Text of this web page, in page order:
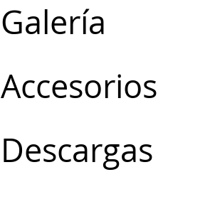
Galería
Accesorios
Descargas